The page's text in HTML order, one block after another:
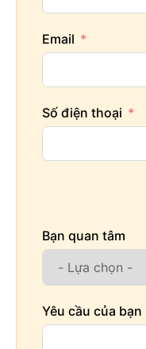
Email
Số điện thoại
Bạn quan tâm
Yêu cầu của bạn